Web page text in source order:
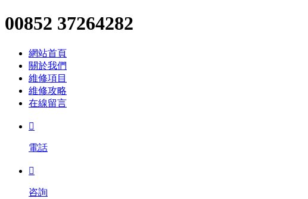
00852 37264282
網站首頁
關於我們
維修項目
維修攻略
在線留言

電話

咨詢